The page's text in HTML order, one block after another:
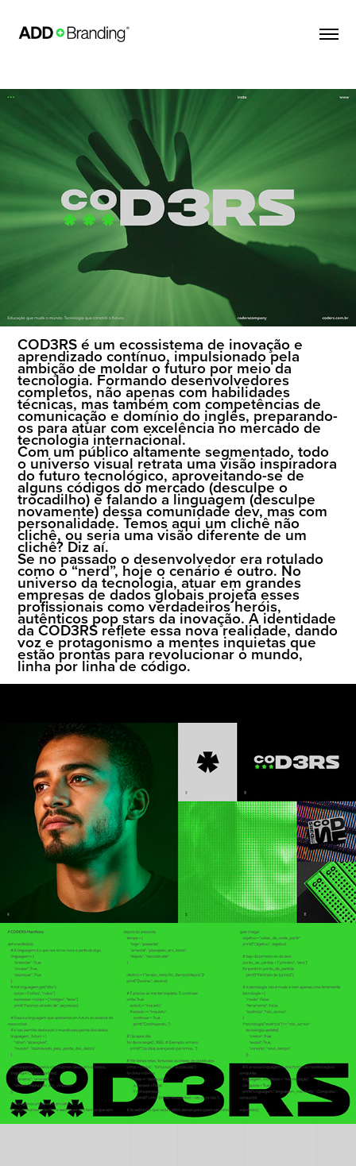
COD3RS é um ecossistema de inovação e
aprendizado contínuo, impulsionado pela
ambição de moldar o futuro por meio da
tecnologia. Formando desenvolvedores
completos, não apenas com habilidades
técnicas, mas também com competências de
comunicação e domínio do inglês, preparando-
os para atuar com excelência no mercado de
tecnologia internacional.
Com um público altamente segmentado, todo
o universo visual retrata uma visão inspiradora
do futuro tecnológico, aproveitando-se de
alguns códigos do mercado (desculpe o
trocadilho) e falando a linguagem (desculpe
novamente) dessa comunidade dev, mas com
personalidade. Temos aqui um clichê não
clichê, ou seria uma visão diferente de um
clichê? Diz aí.
Se no passado o desenvolvedor era rotulado
como o “nerd”, hoje o cenário é outro. No
universo da tecnologia, atuar em grandes
empresas de dados globais projeta esses
profissionais como verdadeiros heróis,
autênticos pop stars da inovação. A identidade
da COD3RS reflete essa nova realidade, dando
voz e protagonismo a mentes inquietas que
estão prontas para revolucionar o mundo,
linha por linha de código.